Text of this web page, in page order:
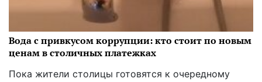
Вода с привкусом коррупции: кто стоит по новым
ценам в столичных платежках
Пока жители столицы готовятся к очередному